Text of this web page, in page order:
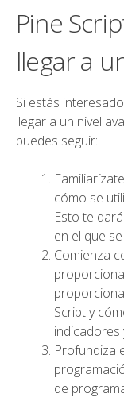
Pine
llegar a
Si estás
llegar a un nivel
puedes seguir:
cómo se
Esto te
en el que
Comienza
Script y
indicadores
Profundiza
de